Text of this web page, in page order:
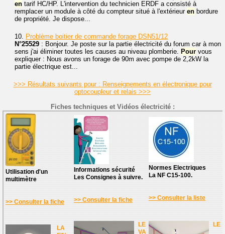
en tarif HC/HP. L'intervention du technicien ERDF a consisté à
remplacer un module à côté du compteur situé à l'extérieur en bordure
de propriété. Je dispose...
10. Problème boitier de commande forage DSN51/12
N°25529 : Bonjour. Je poste sur la partie électricité du forum car à mon
sens j'ai éliminer toutes les causes au niveau plomberie. Pour vous
expliquer : Nous avons un forage de 90m avec pompe de 2,2kW la
partie électrique est...
>>> Résultats suivants pour : Renseignements en électronique pour
optocoupleur et relais >>>
Fiches techniques et Vidéos électricité :
Utilisation d'un
multimètre
>> Consulter la fiche
Informations sécurité
Les Consignes à suivre.
>> Consulter la fiche
Normes Electriques
La NF C15-100.
>> Consulter la liste
LA
LE
VA
LE